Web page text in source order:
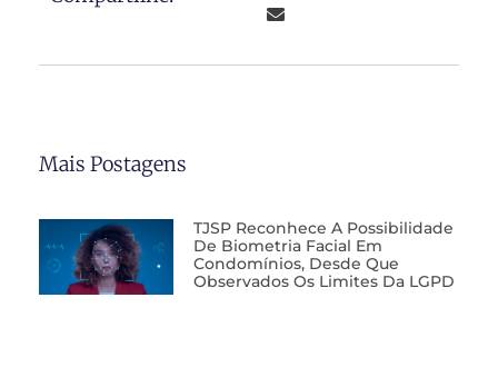
Mais Postagens
TJSP Reconhece A Possibilidade
De Biometria Facial Em
Condomínios, Desde Que
Observados Os Limites Da LGPD